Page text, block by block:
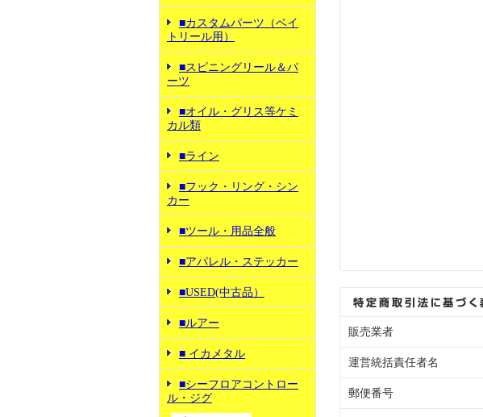
■カスタムパーツ（ベイ
トリール用）
■スピニングリール＆パ
ーツ
■オイル・グリス等ケミ
カル類
■ライン
■フック・リング・シン
カー
■ツール・用品全般
■アパレル・ステッカー
■USED(中古品）
■ルアー
■ イカメタル
■シーフロアコントロー
ル・ジグ
販売業者
運営統括責任者名
郵便番号